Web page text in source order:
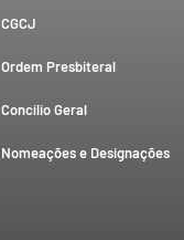
CGCJ
Ordem Presbiteral
Concílio Geral
Nomeações e Designações